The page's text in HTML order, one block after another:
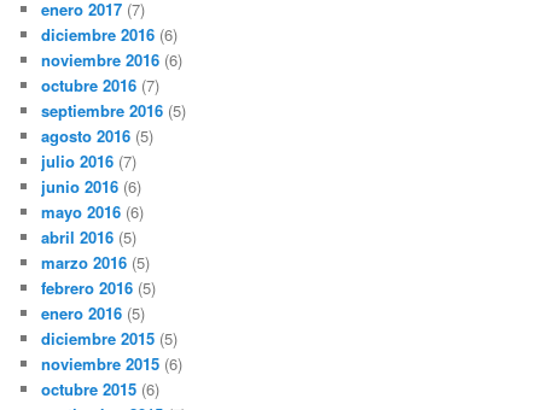
enero 2017 (7)
diciembre 2016 (6)
noviembre 2016 (6)
octubre 2016 (7)
septiembre 2016 (5)
agosto 2016 (5)
julio 2016 (7)
junio 2016 (6)
mayo 2016 (6)
abril 2016 (5)
marzo 2016 (5)
febrero 2016 (5)
enero 2016 (5)
diciembre 2015 (5)
noviembre 2015 (6)
octubre 2015 (6)